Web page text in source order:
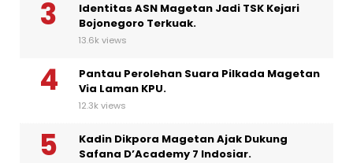
Identitas ASN Magetan Jadi TSK Kejari
Bojonegoro Terkuak.
13.6k views
Pantau Perolehan Suara Pilkada Magetan
Via Laman KPU.
12.3k views
Kadin Dikpora Magetan Ajak Dukung
Safana D’Academy 7 Indosiar.